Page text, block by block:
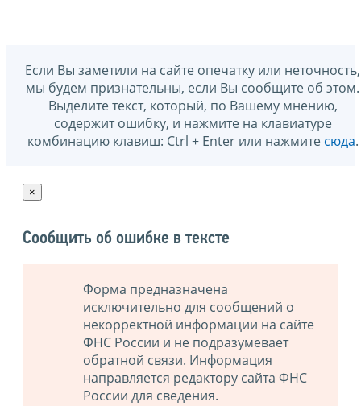
Если Вы заметили на сайте опечатку или неточность,
мы будем признательны, если Вы сообщите об этом.
Выделите текст, который, по Вашему мнению,
содержит ошибку, и нажмите на клавиатуре
комбинацию клавиш: Ctrl + Enter или нажмите сюда.
×
Сообщить об ошибке в тексте
Форма предназначена
исключительно для сообщений о
некорректной информации на сайте
ФНС России и не подразумевает
обратной связи. Информация
направляется редактору сайта ФНС
России для сведения.